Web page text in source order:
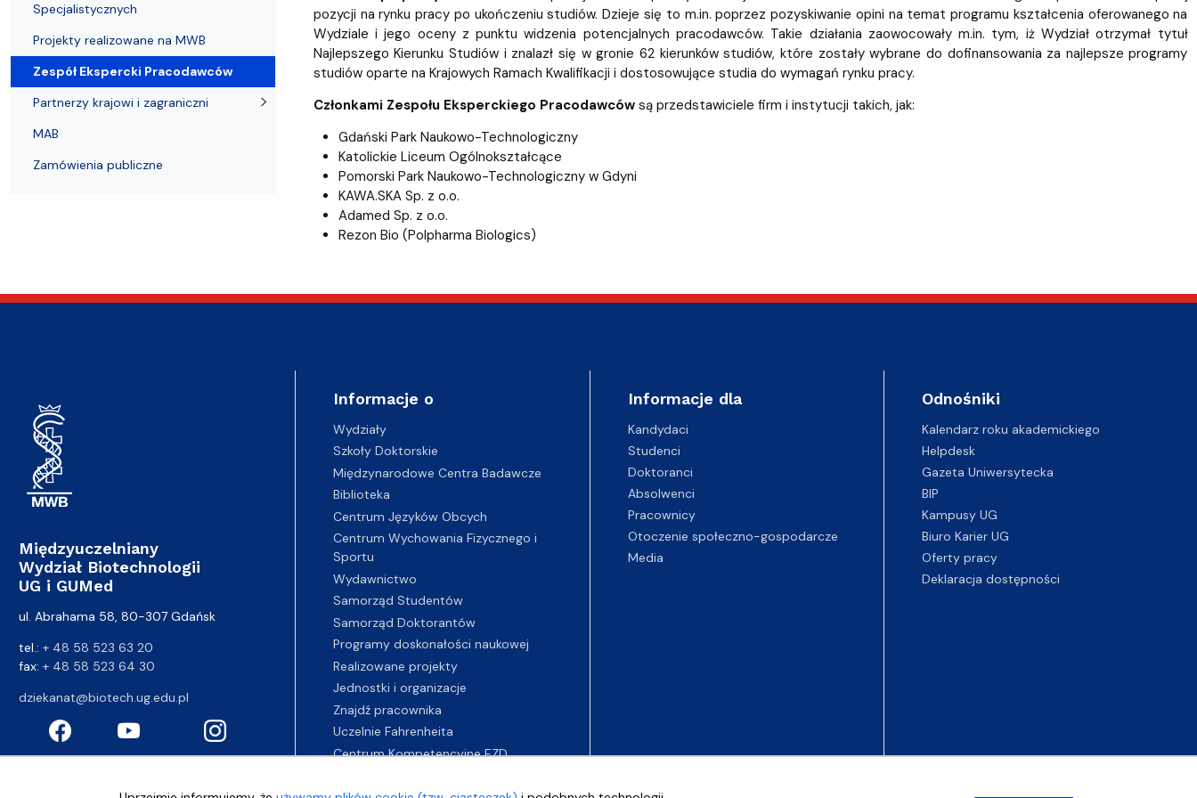
pozycji na rynku pracy po ukończeniu studiów. Dzieje się to m.in. poprzez pozyskiwanie opini na temat programu kształcenia oferowanego na
Wydziale i jego oceny z punktu widzenia potencjalnych pracodawców. Takie działania zaowocowały m.in. tym, iż Wydział otrzymał tytuł
Najlepszego Kierunku Studiów i znalazł się w gronie 62 kierunków studiów, które zostały wybrane do dofinansowania za najlepsze programy
studiów oparte na Krajowych Ramach Kwalifikacji i dostosowujące studia do wymagań rynku pracy.
Członkami Zespołu Eksperckiego Pracodawcówsą przedstawiciele firm i instytucji takich, jak:
Gdański Park Naukowo-Technologiczny
Katolickie Liceum Ogólnokształcące
Pomorski Park Naukowo-Technologiczny w Gdyni
KAWA.SKA Sp. z o.o.
Adamed Sp. z o.o.
Rezon Bio (Polpharma Biologics)
Specjalistycznych
Projekty realizowane na MWB
Zespół Ekspercki Pracodawców
Partnerzy krajowi i zagraniczni
MAB
Zamówienia publiczne
Międzyuczelniany
Wydział Biotechnologii
UG i GUMed
ul. Abrahama 58, 80-307 Gdańsk
tel.: + 48 58 523 63 20
fax: + 48 58 523 64 30
dziekanat@biotech.ug.edu.pl
Informacje o
Wydziały
Szkoły Doktorskie
Międzynarodowe Centra Badawcze
Biblioteka
Centrum Języków Obcych
Centrum Wychowania Fizycznego i
Sportu
Wydawnictwo
Samorząd Studentów
Samorząd Doktorantów
Programy doskonałości naukowej
Realizowane projekty
Jednostki i organizacje
Znajdź pracownika
Uczelnie Fahrenheita
Centrum Kompetencyjne EZD
Informacje dla
Kandydaci
Studenci
Doktoranci
Absolwenci
Pracownicy
Otoczenie społeczno-gospodarcze
Media
Odnośniki
Kalendarz roku akademickiego
Helpdesk
Gazeta Uniwersytecka
BIP
Kampusy UG
Biuro Karier UG
Oferty pracy
Deklaracja dostępności